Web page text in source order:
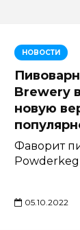
НОВОСТИ
Brewery
новую
Фаворит
Powderkeg
05.10.2022